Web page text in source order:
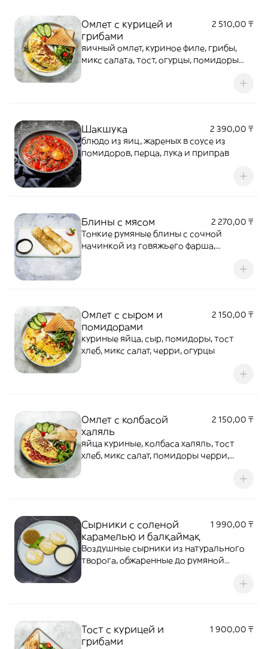
Омлет с курицей и
грибами
2 510,00 ₸
яичный омлет, куриное филе, грибы,
микс салата, тост, огурцы, помидоры
Шакшука
2 390,00 ₸
блюдо из яиц, жареных в соусе из
помидоров, перца, лука и приправ
Блины с мясом
2 270,00 ₸
Тонкие румяные блины с сочной
начинкой из говяжьего фарша,
Омлет с сыром и
помидорами
2 150,00 ₸
куриные яйца, сыр, помидоры, тост
хлеб, микс салат, черри, огурцы
Омлет с колбасой
халяль
2 150,00 ₸
яйца куриные, колбаса халяль, тост
хлеб, микс салат, помидоры черри,
Сырники с соленой
карамелью и балқаймақ
1 990,00 ₸
Воздушные сырники из натурального
творога, обжаренные до румяной
Тост с курицей и
грибами
1 900,00 ₸